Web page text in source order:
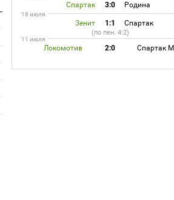
Спартак 3:0 Родина
18 июля
Зенит 1:1 Спартак
(по пен. 4:2)
11 июля
Локомотив 2:0 Спартак М